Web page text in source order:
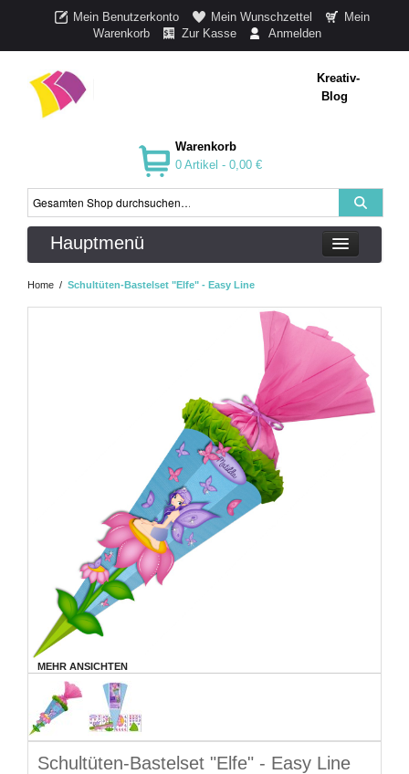
Mein Benutzerkonto Mein Wunschzettel
Mein
Warenkorb
Zur Kasse Anmelden
Kreativ-
Blog
Warenkorb
0 Artikel - 0,00 €
Hauptmenü
Home / Schultüten-Bastelset "Elfe" - Easy Line
MEHR ANSICHTEN
Schultüten-Bastelset "Elfe" - Easy Line